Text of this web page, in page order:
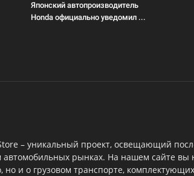
Японский автопроизводитель
Honda официально уведомил ...
– уникальный проект, освещающий
автомобильных рынках. На нашем сайте
но и о грузовом транспорте,